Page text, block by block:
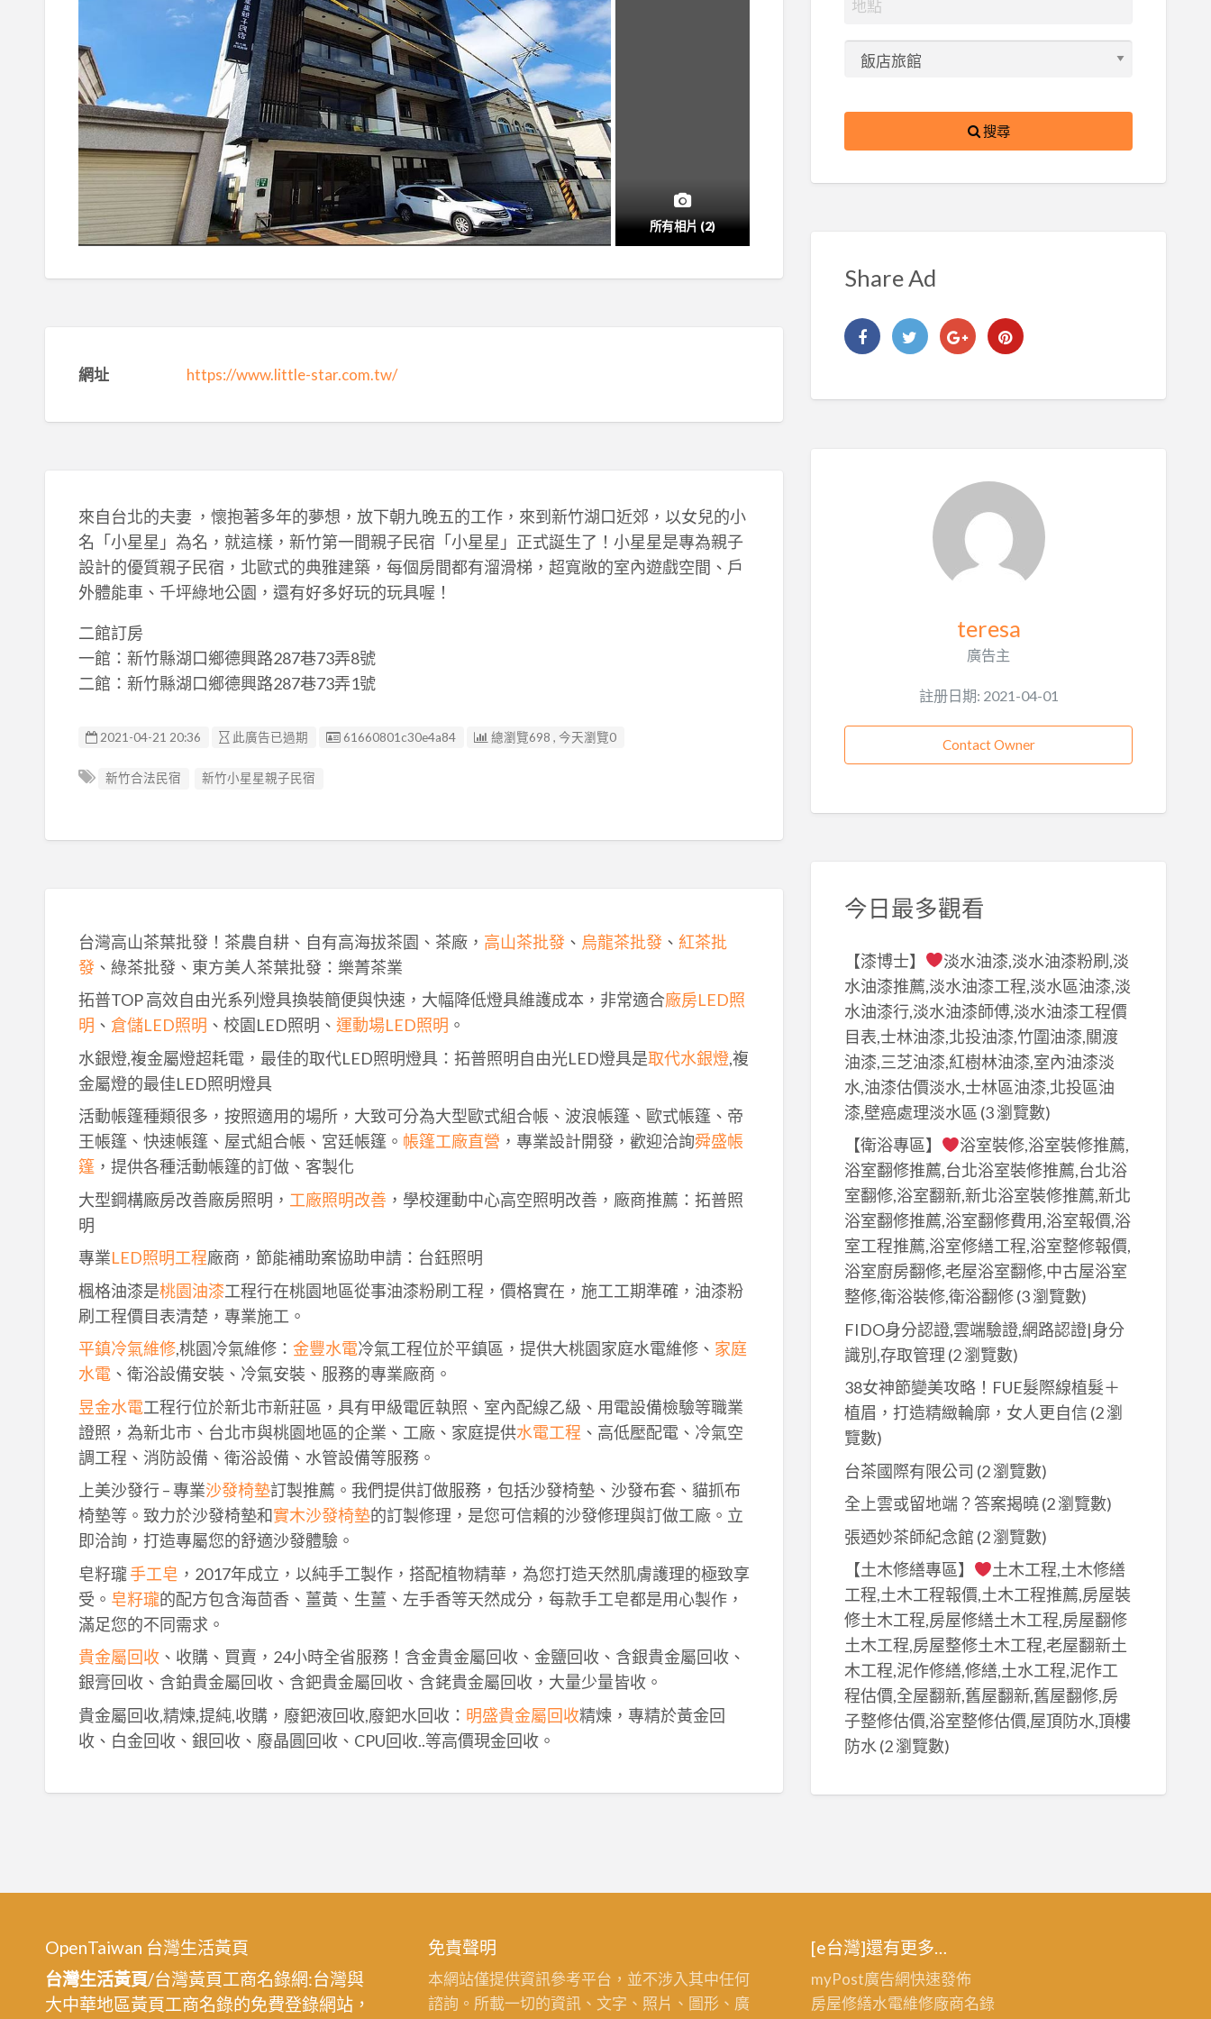
所有相片 (2)
網址 https://www.little-star.com.tw/
來自台北的夫妻​ ，懷抱著多年的夢想，放下朝九晚五的工作，來到新竹湖口近郊，以女兒的小
名「小星星」為名，就這樣，新竹第一間親子民宿「小星星」正式誕生了！小星星是專為親子
設計的優質親子民宿，北歐式的典雅建築，每個房間都有溜滑梯，超寬敞的室內遊戲空間、戶
外體能車、千坪綠地公園，還有好多好玩的玩具喔！
二館訂房
一館：新竹縣湖口鄉德興路287巷73弄8號
二館：新竹縣湖口鄉德興路287巷73弄1號
2021-04-21 20:36 此廣告已過期 廣告编號
61660801c30e4a84 總瀏覽698 , 今天瀏覽0
新竹合法民宿 新竹小星星親子民宿
台灣高山茶葉批發！茶農自耕、自有高海拔茶園、茶廠， 高山茶批發、 烏龍茶批發、 紅茶批
發、綠茶批發、東方美人茶葉批發：樂菁茶業
拓普TOP 高效自由光系列燈具換裝簡便與快速，大幅降低燈具維護成本，非常適合廠房LED照
明 、 倉儲LED照明 、校園LED照明、 運動場LED照明 。
水銀燈,複金屬燈超耗電，最佳的取代LED照明燈具：拓普照明自由光LED燈具是取代水銀燈,複
金屬燈的最佳LED照明燈具
活動帳篷種類很多，按照適用的場所，大致可分為大型歐式組合帳、波浪帳篷、歐式帳篷、帝
王帳篷、快速帳篷、屋式組合帳、宮廷帳篷。 帳篷工廠直營 ，專業設計開發，歡迎洽詢舜盛帳
篷，提供各種活動帳篷的訂做、客製化
大型鋼構廠房改善廠房照明， 工廠照明改善，學校運動中心高空照明改善，廠商推薦：拓普照
明
專業LED照明工程廠商，節能補助案協助申請：台鈺照明
楓格油漆是桃園油漆工程行在桃園地區從事油漆粉刷工程，價格實在，施工工期準確，油漆粉
刷工程價目表清楚，專業施工。
平鎮冷氣維修,桃園冷氣維修： 金豐水電冷氣工程位於平鎮區，提供大桃園家庭水電維修、 家庭
水電、衛浴設備安裝、冷氣安裝、服務的專業廠商。
昱金水電工程行位於新北市新莊區，具有甲級電匠執照、室內配線乙級、用電設備檢驗等職業
證照，為新北市、台北市與桃園地區的企業、工廠、家庭提供水電工程 、高低壓配電、冷氣空
調工程、消防設備、衛浴設備、水管設備等服務。
上美沙發行 – 專業沙發椅墊訂製推薦。我們提供訂做服務，包括沙發椅墊、沙發布套、貓抓布
椅墊等。致力於沙發椅墊和實木沙發椅墊的訂製修理，是您可信賴的沙發修理與訂做工廠。立
即洽詢，打造專屬您的舒適沙發體驗。
皂籽瓏手工皂 ，2017年成立，以純手工製作，搭配植物精華，為您打造天然肌膚護理的極致享
受。 皂籽瓏的配方包含海茴香、薑黃、生薑、左手香等天然成分，每款手工皂都是用心製作，
滿足您的不同需求。
貴金屬回收、收購、買賣，24小時全省服務！含金貴金屬回收、金鹽回收、含銀貴金屬回收、
銀膏回收、含鉑貴金屬回收、含鈀貴金屬回收、含銠貴金屬回收，大量少量皆收。
貴金屬回收,精煉,提純,收購，廢鈀液回收,廢鈀水回收： 明盛貴金屬回收精煉，專精於黃金回
收、白金回收、銀回收、廢晶圓回收、CPU回收..等高價現金回收。
搜尋
Share Ad
teresa
廣告主
註册日期: 2021-04-01
Contact Owner
今日最多觀看
【漆博士】
淡水油漆,淡水油漆粉刷,淡
水油漆推薦,淡水油漆工程,淡水區油漆,淡
水油漆行,淡水油漆師傅,淡水油漆工程價
目表,士林油漆,北投油漆,竹圍油漆,關渡
油漆,三芝油漆,紅樹林油漆,室內油漆淡
水,油漆估價淡水,士林區油漆,北投區油
漆,壁癌處理淡水區 (3 瀏覽數)
【衛浴專區】
浴室裝修,浴室裝修推薦,
浴室翻修推薦,台北浴室裝修推薦,台北浴
室翻修,浴室翻新,新北浴室裝修推薦,新北
浴室翻修推薦,浴室翻修費用,浴室報價,浴
室工程推薦,浴室修繕工程,浴室整修報價,
浴室廚房翻修,老屋浴室翻修,中古屋浴室
整修,衛浴裝修,衛浴翻修(3 瀏覽數)
FIDO身分認證,雲端驗證,網路認證|身分
識別,存取管理 (2 瀏覽數)
38女神節變美攻略！FUE髮際線植髮＋
植眉，打造精緻輪廓，女人更自信 (2 瀏
覽數)
台茶國際有限公司 (2 瀏覽數)
全上雲或留地端？答案揭曉(2 瀏覽數)
張迺妙茶師紀念館 (2 瀏覽數)
【土木修繕專區】
土木工程,土木修繕
工程,土木工程報價,土木工程推薦,房屋裝
修土木工程,房屋修繕土木工程,房屋翻修
土木工程,房屋整修土木工程,老屋翻新土
木工程,泥作修繕,修繕,土水工程,泥作工
程估價,全屋翻新,舊屋翻新,舊屋翻修,房
子整修估價,浴室整修估價,屋頂防水,頂樓
防水(2 瀏覽數)
OpenTaiwan 台灣生活黃頁
台灣生活黃頁/台灣黃頁工商名錄網:台灣與
大中華地區黃頁工商名錄的免費登錄網站，
免責聲明
本網站僅提供資訊參考平台，並不涉入其中任何
諮詢。所載一切的資訊、文字、照片、圖形、廣
[e台灣]還有更多…
myPost廣告網快速發佈
房屋修繕水電維修廠商名錄